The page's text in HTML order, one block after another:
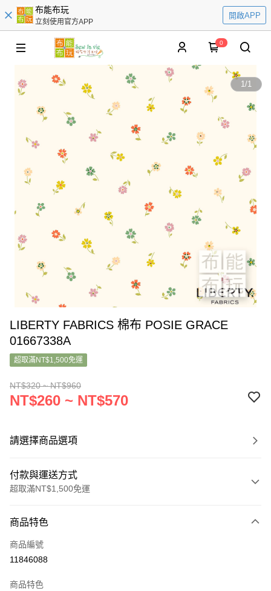
布能布玩
立刻使用官方APP
開啟APP
0
1/1
LIBERTY FABRICS 棉布 POSIE GRACE
01667338A
超取滿NT$1,500免運
NT$320 ~ NT$960
NT$260 ~ NT$570
請選擇商品選項
付款與運送方式
超取滿NT$1,500免運
信用卡一次付款
超商取貨付款
商品特色
商品編號
11846088
商品特色